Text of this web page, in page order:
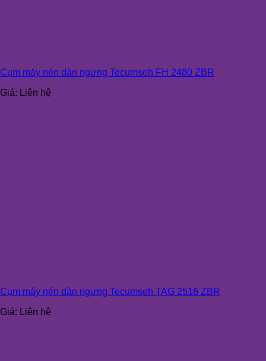
Cụm máy nén dàn ngưng Tecumseh FH 2480 ZBR
Giá: Liên hệ
Cụm máy nén dàn ngưng Tecumseh TAG 2516 ZBR
Giá: Liên hệ